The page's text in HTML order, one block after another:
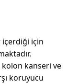
içerdiği için
kolon kanseri ve
koruyucu